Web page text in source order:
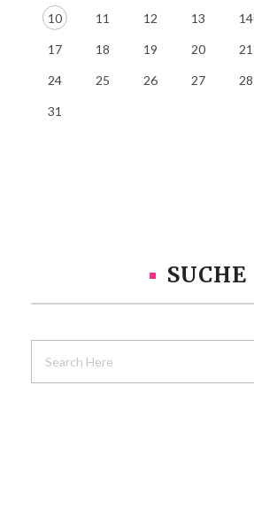
10 11 12 13 14
17 18 19 20 21
24 25 26 27 28
31
SUCHE